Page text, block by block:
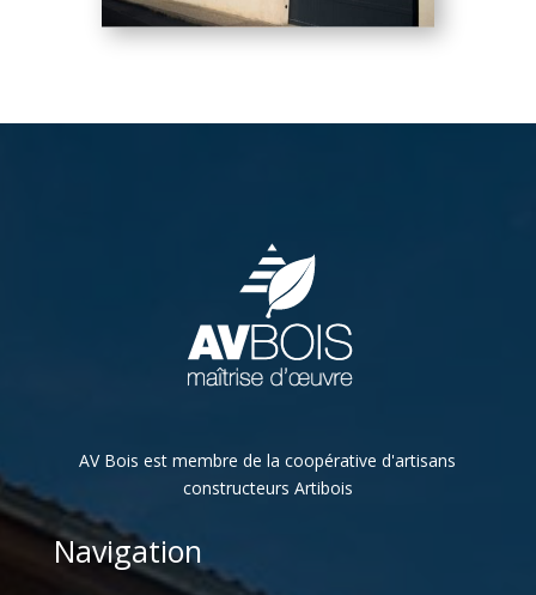
AV Bois est membre de la coopérative d'artisans
constructeurs Artibois
Navigation